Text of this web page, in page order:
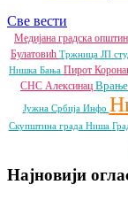
Све вести
Медијана градска
Булатовић Тржница ЈП
Нишка Бања Пирот
СНС Алексинац Врање
Јужна Србија Инфо
Скупштина града Ниша
Најновији